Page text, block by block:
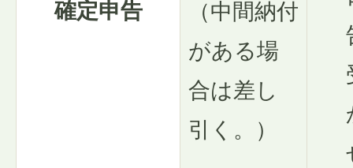
確定申告
（中間納付
がある場
合は差し
引く。）